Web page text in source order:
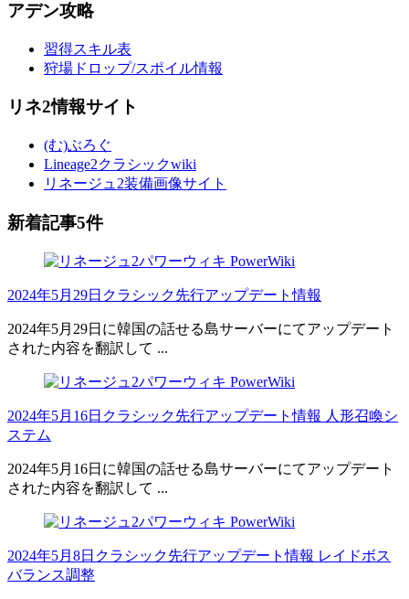
アデン攻略
習得スキル表
狩場ドロップ/スポイル情報
リネ2情報サイト
(む)ぶろぐ
Lineage2クラシックwiki
リネージュ2装備画像サイト
新着記事5件
2024年5月29日クラシック先行アップデート情報
2024年5月29日に韓国の話せる島サーバーにてアップデート
された内容を翻訳して ...
2024年5月16日クラシック先行アップデート情報 人形召喚シ
ステム
2024年5月16日に韓国の話せる島サーバーにてアップデート
された内容を翻訳して ...
2024年5月8日クラシック先行アップデート情報 レイドボス
バランス調整